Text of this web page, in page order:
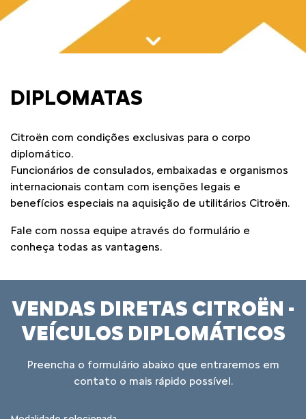
DIPLOMATAS
Citroën com condições exclusivas para o corpo
diplomático.
Funcionários de consulados, embaixadas e organismos
internacionais contam com isenções legais e
benefícios especiais na aquisição de utilitários Citroën.
Fale com nossa equipe através do formulário e
conheça todas as vantagens.
VENDAS DIRETAS CITROËN -
VEÍCULOS DIPLOMÁTICOS
Preencha o formulário abaixo que entraremos em
contato o mais rápido possível.